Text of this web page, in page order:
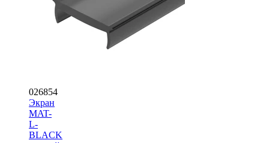
026854
Экран
MAT-
L-
BLACK